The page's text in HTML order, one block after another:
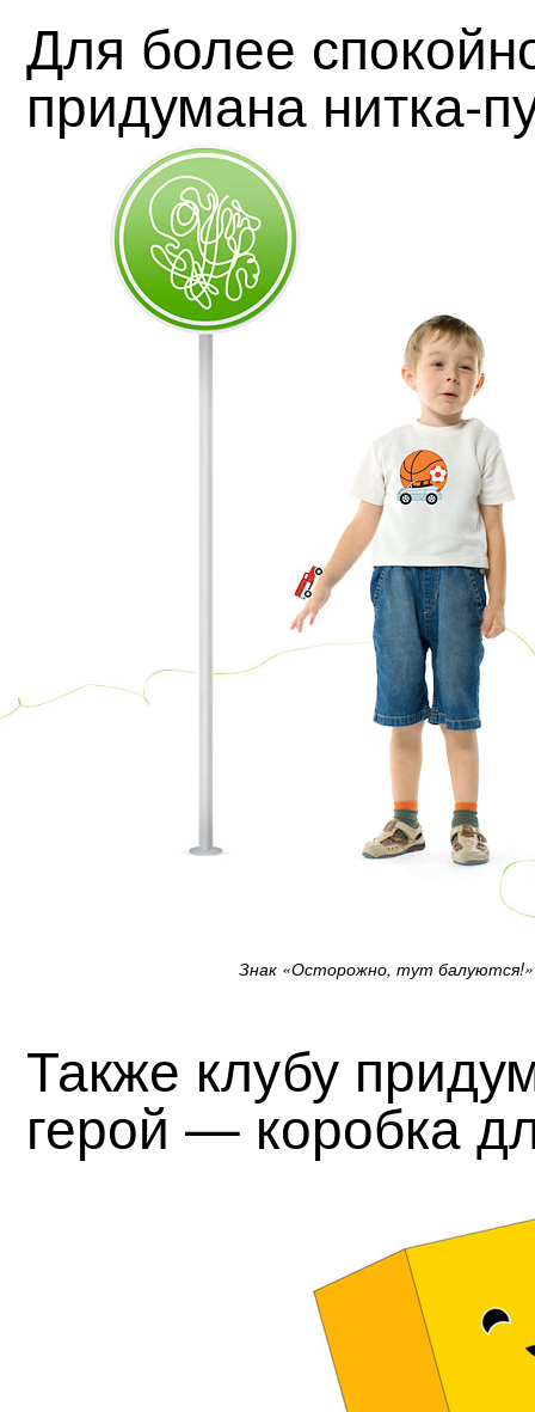
Для более
придумана нитка-
Знак «Осторожно, тут балуются!»
Также клубу
герой — коробка